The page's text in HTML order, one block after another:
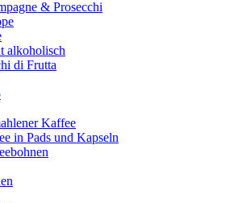
& Prosecchi
alkoholisch
di Frutta
Kaffee
in Pads und Kapseln